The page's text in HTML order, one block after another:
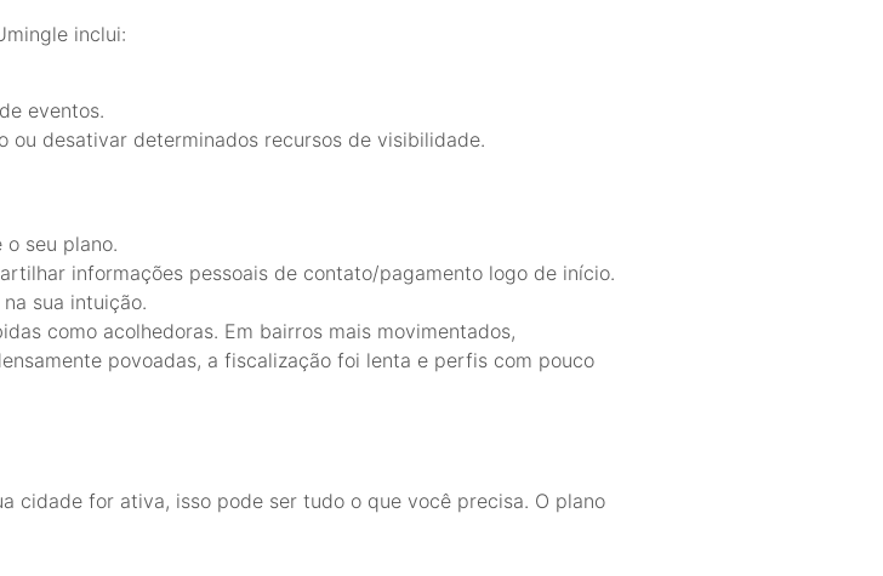
inclui:
eventos.
desativar determinados recursos de visibilidade.
seu plano.
informações pessoais de contato/pagamento logo de início.
sua intuição.
como acolhedoras. Em bairros mais movimentados,
povoadas, a fiscalização foi lenta e perfis com pouco
cidade for ativa, isso pode ser tudo o que você precisa. O plano